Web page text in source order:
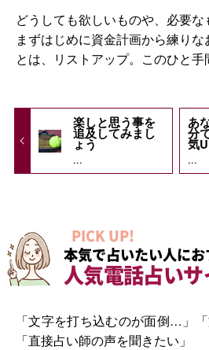
どうしても欲しいものや、必要な
まずはじめに資金計画から練り
とは、リストアップ。このひと手
楽しと思う事を
追及してみまし
ょう
...
あ
分
気
...
PICK UP!
本気で占いたい人に
人気電話占い
「文字を打ち込むのが面倒…」
「直接占い師の声を聞きたい」